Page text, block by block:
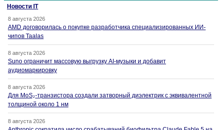
Новости IT
8 августа 2026
AMD договорилась о покупке разработчика специализированных ИИ-
чипов Taalas
8 августа 2026
Suno ограничит массовую выгрузку AI-музыки и добавит
аудиомаркировку
8 августа 2026
Для MoS₂-транзистора создали затворный диэлектрик с эквивалентной
толщиной около 1 нм
8 августа 2026